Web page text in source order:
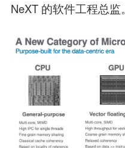
NeXT 的软件工程总监。